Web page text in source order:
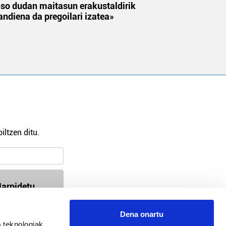
Dena onartu
dudan maitasun erakustaldirik
da pregoilari izatea»
ditu.